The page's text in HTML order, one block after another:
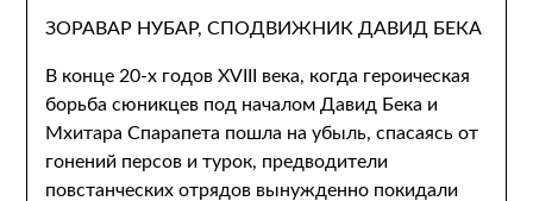
ЗОРАВАР НУБАР, СПОДВИЖНИК ДАВИД БЕКА
В конце 20-х годов XVIII века, когда героическая
борьба сюникцев под началом Давид Бека и
Мхитара Спарапета пошла на убыль, спасаясь от
гонений персов и турок, предводители
повстанческих отрядов вынужденно покидали